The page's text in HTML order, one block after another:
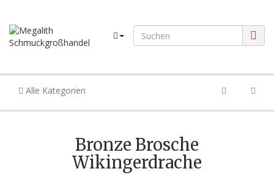
Alle Kategorien
Bronze Brosche
Wikingerdrache